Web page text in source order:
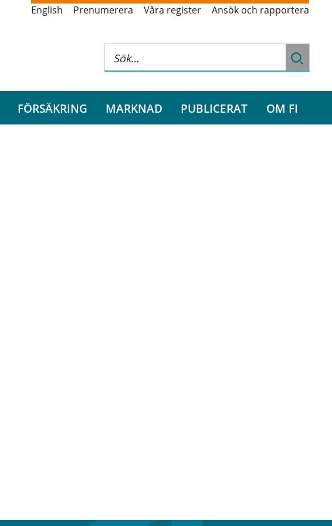
English Prenumerera Våra register Ansök och rapportera
FÖRSÄKRING MARKNAD PUBLICERAT OM FI